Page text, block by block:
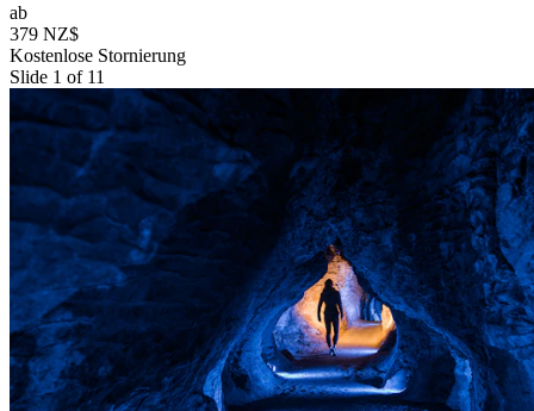
ab
379 NZ$
Kostenlose Stornierung
Slide 1 of 11